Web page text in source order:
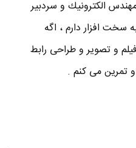
الكترونيك و سردبير
سخت افزار دارم ، اگه
و تصویر و طراحی رابط
تمرین می کنم .